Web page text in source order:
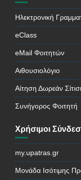
Ηλεκτρονική
eClass
eMail Φοιτητών
Αιθουσιολόγιο
Αίτηση Δωρεάν
Συνήγορος Φοιτητή
Χρήσιμοι
my.upatras.gr
Μονάδα Ισότιμης